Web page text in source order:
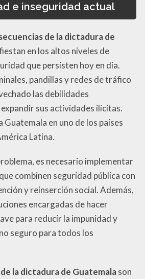
e inseguridad actual
de la dictadura de
en los altos niveles de
que persisten hoy en día.
pandillas y redes de tráfico
las debilidades
sus actividades ilícitas.
en uno de los países
Latina.
es necesario implementar
combinen seguridad pública con
y reinserción social. Además,
encargadas de hacer
para reducir la impunidad y
seguro para todos los
la dictadura de Guatemalason